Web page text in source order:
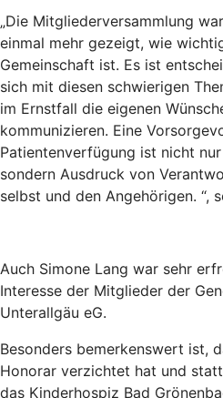
„Die Mitgliederversammlung
einmal mehr gezeigt, wie
Gemeinschaft ist. Es ist
sich mit diesen schwierigen
im Ernstfall die eigenen
kommunizieren. Eine
Patientenverfügung ist nicht
sondern Ausdruck von
selbst und den Angehörigen. “,
Auch Simone Lang war sehr
Interesse der Mitglieder der
Unterallgäu eG.
Besonders bemerkenswert ist,
Honorar verzichtet hat und
das Kinderhospiz Bad